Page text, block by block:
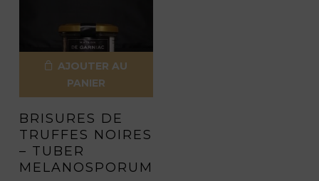
AJOUTER AU
PANIER
BRISURES DE
TRUFFES NOIRES
– TUBER
MELANOSPORUM